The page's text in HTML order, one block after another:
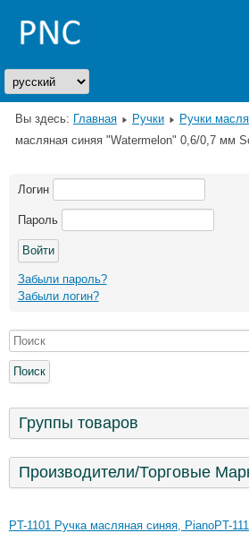
Вы здесь: Главная Ручки Ручки
масляная синяя "Watermelon" 0,6/0,7 мм
Логин
Пароль
Забыли пароль?
Забыли логин?
Группы товаров
Производители/Торговые
PT-1101 Ручка масляная синяя, PianoPT-